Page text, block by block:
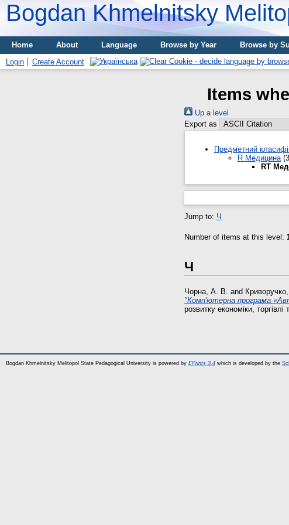
Bogdan Khmelnitsky
Home About Language Browse by Year Browse by
Login
Create Account
Items
Up a level
Export as
Предметний
R Медицина
RT
Jump to: Ч
Number of items at this level:
Ч
Чорна, А. В. and
"Комп'ютерна програма
розвитку економіки,
Bogdan Khmelnitsky Melitopol State Pedagogical University is powered by EPrints 3.4 which is developed by the